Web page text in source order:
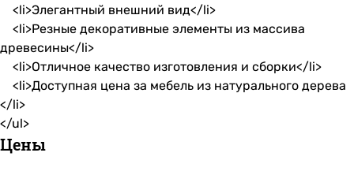
<li>Элегантный внешний вид</li>
<li>Резные декоративные элементы из массива
древесины</li>
<li>Отличное качество изготовления и сборки</li>
<li>Доступная цена за мебель из натурального дерева
</li>
</ul>
Цены